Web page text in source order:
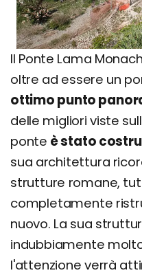
Il Ponte Lama
oltre ad essere un
ottimo punto
delle migliori viste
ponte è stato
sua architettura
strutture romane,
completamente
nuovo. La sua
indubbiamente
l'attenzione verrà